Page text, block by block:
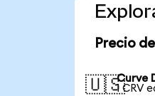
Precio
🇺🇸Curve
1 CRV